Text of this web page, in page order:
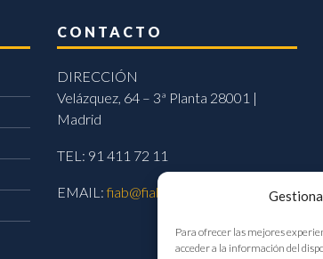
Para ofrecer las mejores
acceder a la información del
CONTACTO
DIRECCIÓN
Velázquez, 64 – 3ª Planta 28001 |
Madrid
TEL: 91 411 72 11
EMAIL:fiab@fiab.es